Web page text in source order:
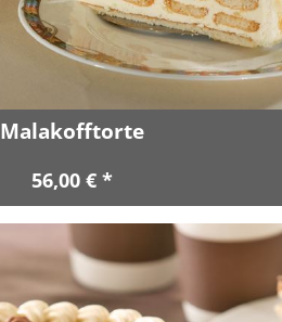
Malakofftorte
56,00 € *